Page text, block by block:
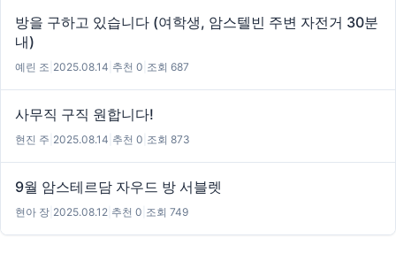
방을 구하고 있습니다 (여학생, 암스텔빈 주변 자전거 30분
내)
예린 조 2025.08.14 추천 0 조회 687
사무직 구직 원합니다!
현진 주 2025.08.14 추천 0 조회 873
9월 암스테르담 자우드 방 서블렛
현아 장 2025.08.12 추천 0 조회 749